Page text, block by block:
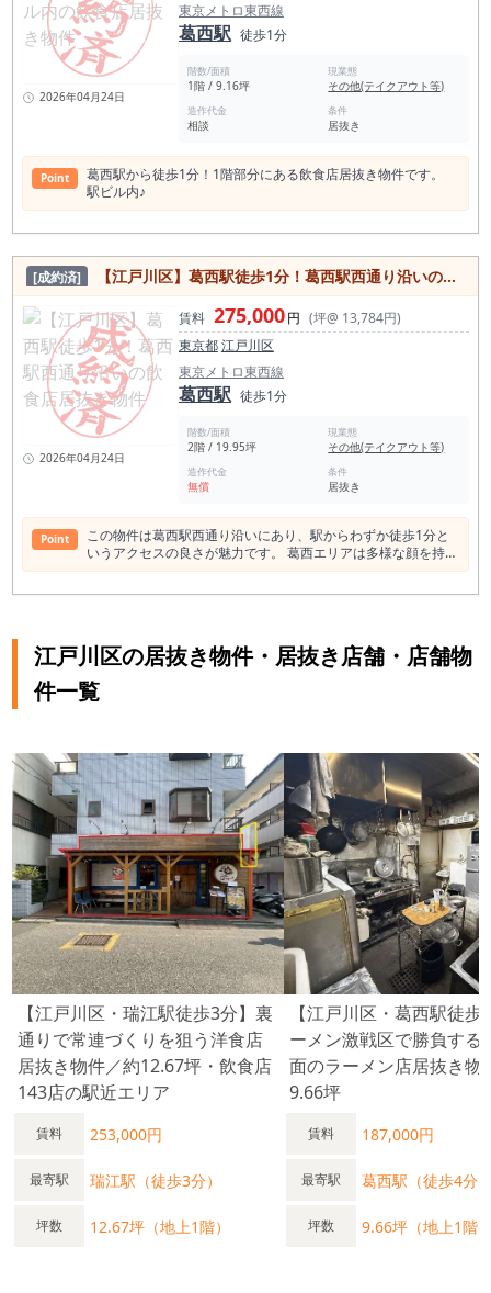
2026年04月24日
東京メトロ東西線
葛西駅 徒歩1分
階数/面積
1階 / 9.16坪
現業態
その他(テイクアウト等)
造作代金
相談
条件
居抜き
Point
葛西駅から徒歩1分！1階部分にある飲食店居抜き物件です。
駅ビル内♪
[成約済] 【江戸川区】葛西駅徒歩1分！葛西駅西通り沿いの飲食店居抜き物件
2026年04月24日
賃料 275,000円 (坪@ 13,784円)
東京都江戸川区
東京メトロ東西線
葛西駅 徒歩1分
階数/面積
2階 / 19.95坪
現業態
その他(テイクアウト等)
造作代金
無償
条件
居抜き
Point
この物件は葛西駅西通り沿いにあり、駅からわずか徒歩1分と
いうアクセスの良さが魅力です。 葛西エリアは多様な顔を持
ち、特にファミリー層や若者に人気があります。 この物件では
功に導く重要な要素となり得ます。是非この機会にご検討くだ
さい。
江戸川区の居抜き物件・居抜き店舗・店舗物
件一覧
【江戸川区・瑞江駅徒歩3分】裏
通りで常連づくりを狙う洋食店
居抜き物件／約12.67坪・飲食店
143店の駅近エリア
賃料 253,000円
最寄駅 瑞江駅（徒歩3分）
坪数 12.67坪（地上1階）
【江戸川区・葛西駅徒歩
ーメン激戦区で勝負する
面のラーメン店居抜き物
9.66坪
賃料 187,000円
最寄駅 葛西駅（徒歩4分
坪数 9.66坪（地上1階